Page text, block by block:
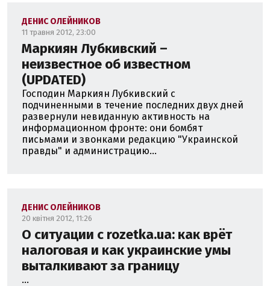
ДЕНИС ОЛЕЙНИКОВ
11 травня 2012, 23:00
Маркиян Лубкивский –
неизвестное об известном
(UPDATED)
Господин Маркиян Лубкивский с
подчиненными в течение последних двух дней
развернули невиданную активность на
информационном фронте: они бомбят
письмами и звонками редакцию "Украинской
правды" и администрацию...
ДЕНИС ОЛЕЙНИКОВ
20 квітня 2012, 11:26
О ситуации с rozetka.ua: как врёт
налоговая и как украинские умы
выталкивают за границу
...